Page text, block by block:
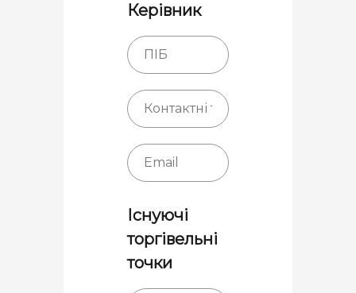
Керівник
Існуючі
торгівельні
точки